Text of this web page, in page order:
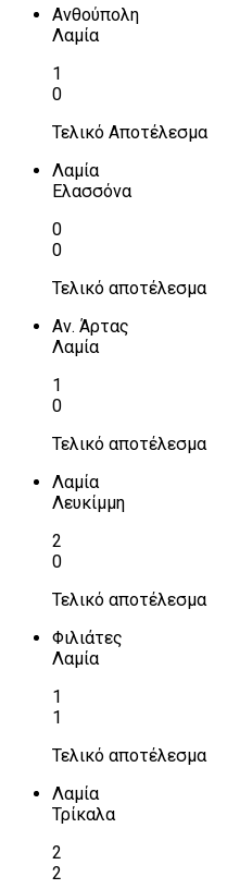
Ανθούπολη
Λαμία
1
0
Τελικό Αποτέλεσμα
Λαμία
Ελασσόνα
0
0
Τελικό αποτέλεσμα
Αν. Άρτας
Λαμία
1
0
Τελικό αποτέλεσμα
Λαμία
Λευκίμμη
2
0
Τελικό αποτέλεσμα
Φιλιάτες
Λαμία
1
1
Τελικό αποτέλεσμα
Λαμία
Τρίκαλα
2
2